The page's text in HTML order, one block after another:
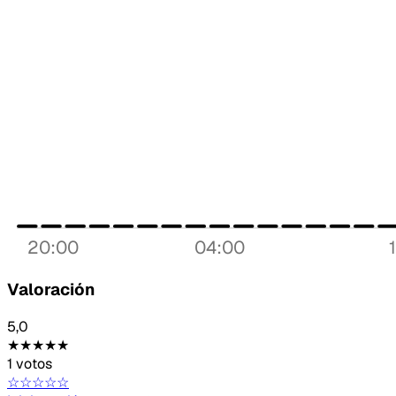
20:00 04:00
Valoración
5,0
★★★★★
1 votos
☆☆☆☆☆